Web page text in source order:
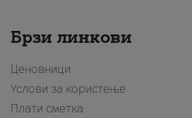
Брзи линкови
Ценовници
Услови за користење
Плати сметка